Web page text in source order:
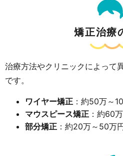
矯正治療
治療方法やクリニックによって
です。
ワイヤー矯正 ：約50万～
マウスピース矯正 ：約60
部分矯正 ：約20万～50万